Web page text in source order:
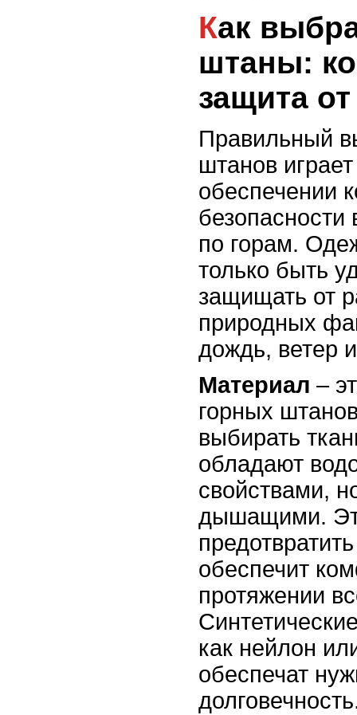
Как выбрать горные
штаны:
защита
Правильный
штанов
обеспечении
по горам.
только быть
защищать от
природных
дождь, ветер
Материал –
горных
выбирать
обладают
свойствами,
дышащими.
обеспечит
протяжении
как нейлон
обеспечат